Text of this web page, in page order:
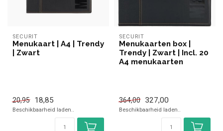
SECURIT
Menukaart | A4 | Trendy
| Zwart
20,95 18,85
Beschikbaarheid laden..
SECURIT
Menukaarten box |
Trendy | Zwart | Incl. 20
A4 menukaarten
364,00 327,00
Beschikbaarheid laden..